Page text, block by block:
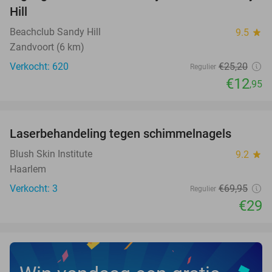
Hill
Beachclub Sandy Hill 9.5 star
Zandvoort (6 km)
Verkocht: 620
Regulier €25,20
€12,95
TODAY
Laserbehandeling tegen schimmelnagels
Blush Skin Institute 9.2 star
Haarlem
Verkocht: 3
Regulier €69,95
€29